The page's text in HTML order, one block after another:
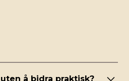
å bidra praktisk?